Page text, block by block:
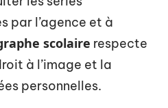
par l’agence et à
scolaire respecte
à l’image et la
personnelles.